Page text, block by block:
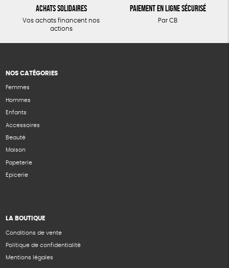
Achats solidaires
Vos achats financent nos
actions
Paiement en ligne sécurisé
Par CB
NOS CATÉGORIES
Femmes
Hommes
Enfants
Accessoires
Beauté
Maison
Papeterie
Epicerie
LA BOUTIQUE
Conditions de vente
Politique de confidentialité
Mentions légales